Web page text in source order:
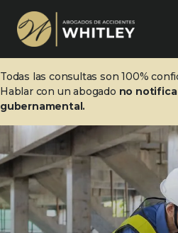
Todas las consultas son 100%
Hablar con un abogado no notifica
gubernamental.